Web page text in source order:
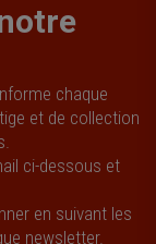
chaque
et de collection
ci-dessous et
en suivant les
newsletter.